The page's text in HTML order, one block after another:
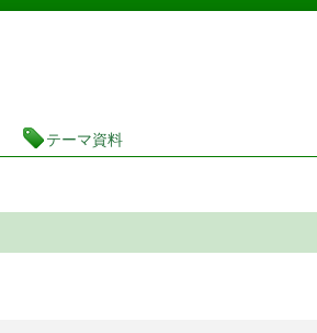
茨城県立図書館 蔵書検索・予約システム
テーマ資料